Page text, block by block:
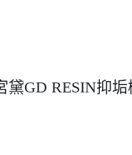
黛GD RESIN抑